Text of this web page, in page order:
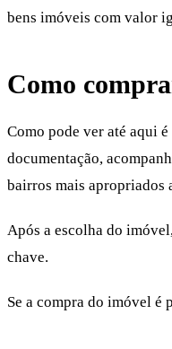
bens imóveis com valor
Como
Como pode ver até aqui
documentação,
bairros mais apropriados
Após a escolha do
chave.
Se a compra do imóvel é